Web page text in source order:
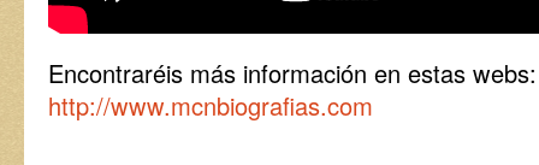
Encontraréis más información en estas
http://www.mcnbiografias.com